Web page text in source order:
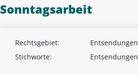
Sonntagsarbeit
Rechtsgebiet:
Entsendungen
Stichworte:
Entsendungen